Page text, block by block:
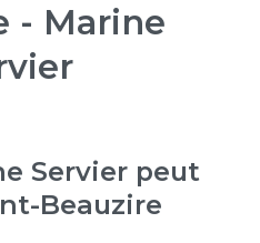
- Marine
Servier peut
Beauzire